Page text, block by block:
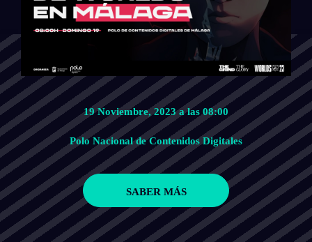
19 Noviembre, 2023 a las 08:00
Polo Nacional de Contenidos Digitales
SABER MÁS